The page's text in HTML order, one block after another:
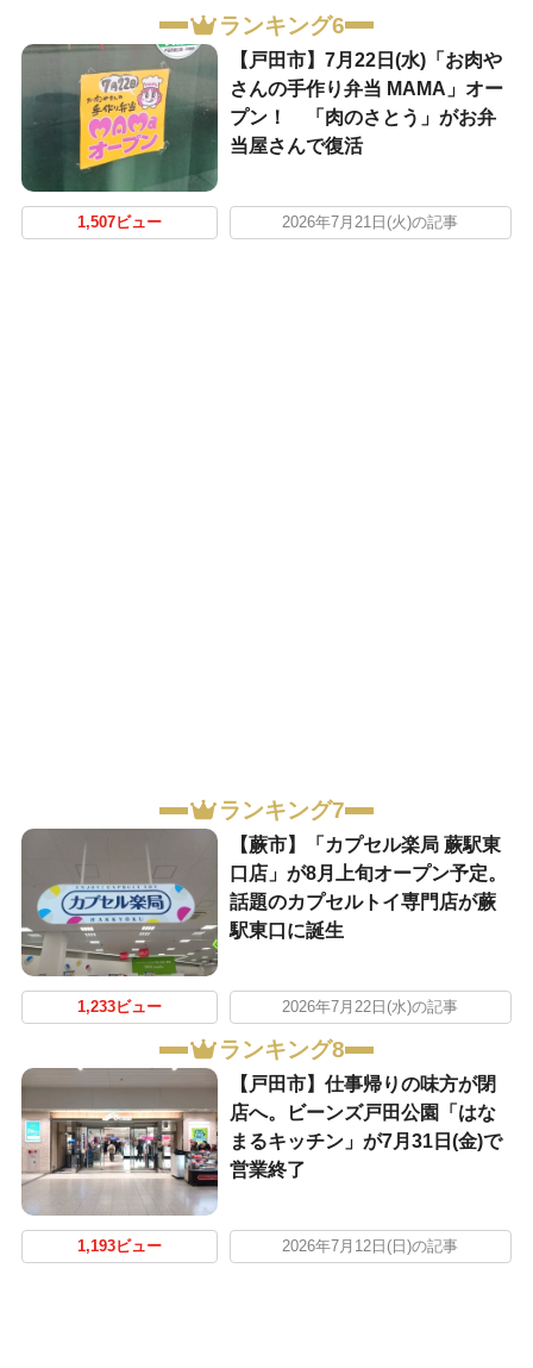
ランキング6
【戸田市】7月22日(水)「お肉や
さんの手作り弁当 MAMA」オー
プン！ 「肉のさとう」がお弁
当屋さんで復活
1,507ビュー 2026年7月21日(火)の記事
ランキング7
【蕨市】「カプセル楽局 蕨駅東
口店」が8月上旬オープン予定。
話題のカプセルトイ専門店が蕨
駅東口に誕生
1,233ビュー 2026年7月22日(水)の記事
ランキング8
【戸田市】仕事帰りの味方が閉
店へ。ビーンズ戸田公園「はな
まるキッチン」が7月31日(金)で
営業終了
1,193ビュー 2026年7月12日(日)の記事